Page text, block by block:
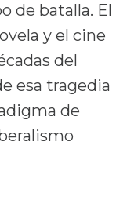
de batalla. El
y el cine
del
esa tragedia
de